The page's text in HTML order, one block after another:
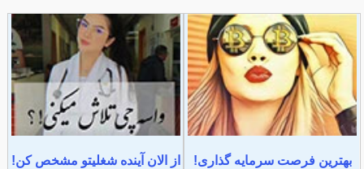
بهترین فرصت سرمایه گذاری!
از الان آینده شغلیتو مشخص کن!